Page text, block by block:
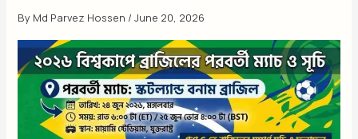
By Md Parvez Hossen /June 20, 2026